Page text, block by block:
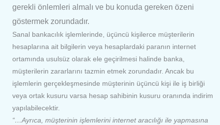
gerekli önlemleri almalı ve bu konuda gereken özeni
göstermek zorundadır.
Sanal bankacılık işlemlerinde, üçüncü kişilerce müşterilerin
hesaplarına ait bilgilerin veya hesaplardaki paranın internet
ortamında usulsüz olarak ele geçirilmesi halinde banka,
müşterilerin zararlarını tazmin etmek zorundadır. Ancak bu
işlemlerin gerçekleşmesinde müşterinin üçüncü kişi ile iş birliği
veya ortak kusuru varsa hesap sahibinin kusuru oranında indirim
yapılabilecektir.
“…Ayrıca, müşterinin işlemlerini internet aracılığı ile yapmasına